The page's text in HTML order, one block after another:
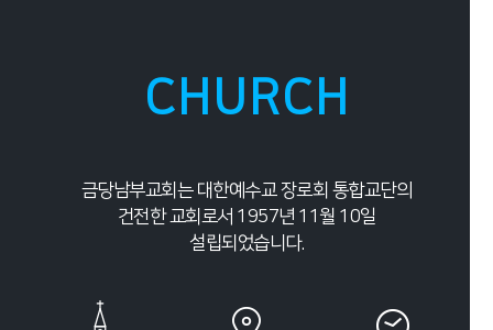
CHURCH
금당남부교회는 대한예수교 장로회 통합교단의
건전한 교회로서 1957년 11월 10일
설립되었습니다.